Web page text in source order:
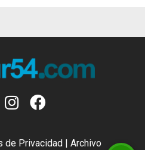
de Privacidad Archivo